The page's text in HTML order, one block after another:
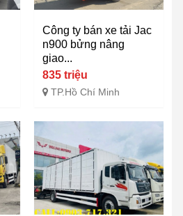
Công ty bán xe tải Jac
n900 bửng nâng
giao...
835 triệu
TP.Hồ Chí Minh